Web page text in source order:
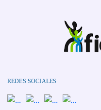
REDES SOCIALES